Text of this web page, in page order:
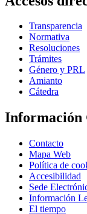
Transparencia
Normativa
Resoluciones
Trámites
Género y PRL
Amianto
Cátedra
Información
Contacto
Mapa Web
Política de
Accesibilidad
Sede
Información
El tiempo